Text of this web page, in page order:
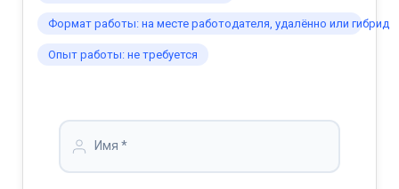
Формат работы: на месте работодателя, удалённо или гибрид
Опыт работы: не требуется
Имя *